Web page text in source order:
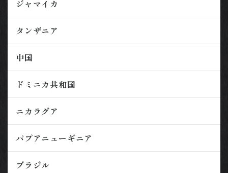
ジャマイカ
タンザニア
中国
ドミニカ共和国
ニカラグア
パプアニューギニア
ブラジル